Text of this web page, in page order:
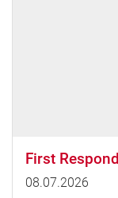
First
08.07.2026